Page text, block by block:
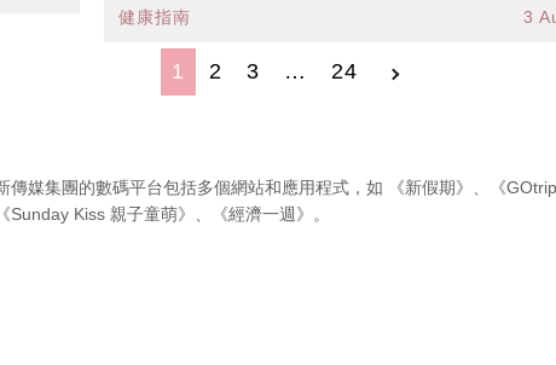
健康指南 3
1 2 3 …
24
傳媒集團的數碼平台包括多個網站和應用程式，如 《新假期》 、 《GOtrip
《Sunday Kiss 親子童萌》 、 《經濟一週》 。